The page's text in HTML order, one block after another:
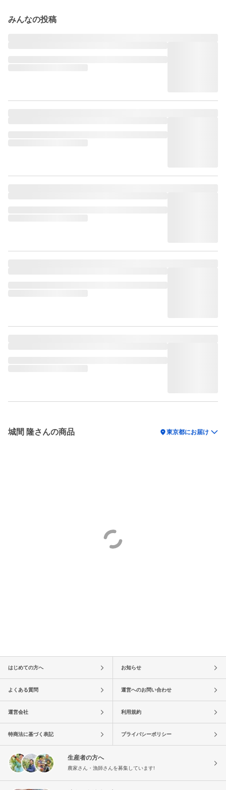
みんなの投稿
城間 隆さんの商品 location_on東京都にお届け
はじめての方へ お知らせ
よくある質問 運営へのお問い合わせ
運営会社 利用規約
特商法に基づく表記 プライバシーポリシー
生産者の方へ
農家さん・漁師さんを募集しています!